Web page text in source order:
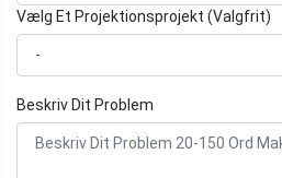
Vælg Et Projektionsprojekt (Valgfrit)
Beskriv Dit Problem